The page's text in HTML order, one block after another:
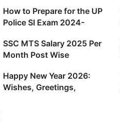
How to Prepare for the UP
Police SI Exam 2024-
SSC MTS Salary 2025 Per
Month Post Wise
Happy New Year 2026:
Wishes, Greetings,